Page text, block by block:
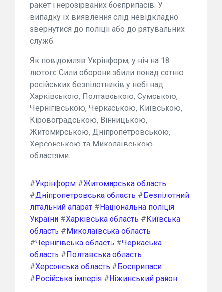
ракет і нерозірваних боєприпасів. У
випадку їх виявлення слід невідкладно
звернутися до поліції або до рятувальних
служб.
Як повідомляв Укрінформ, у ніч на 18
лютого Сили оборони збили понад сотню
російських безпілотників у небі над
Харківською, Полтавською, Сумською,
Чернігівською, Черкаською, Київською,
Кіровоградською, Вінницькою,
Житомирською, Дніпропетровською,
Херсонською та Миколаївською
областями.
#Укрінформ #Житомирська область
#Дніпропетровська область # Безпілотний
літальний апарат # Національна поліція
України #Харківська область # Київська
область # Миколаївська область
#Чернігівська область #Черкаська
область # Полтавська область
#Херсонська область # Боєприпаси
# Російська імперія # Ніжинський район